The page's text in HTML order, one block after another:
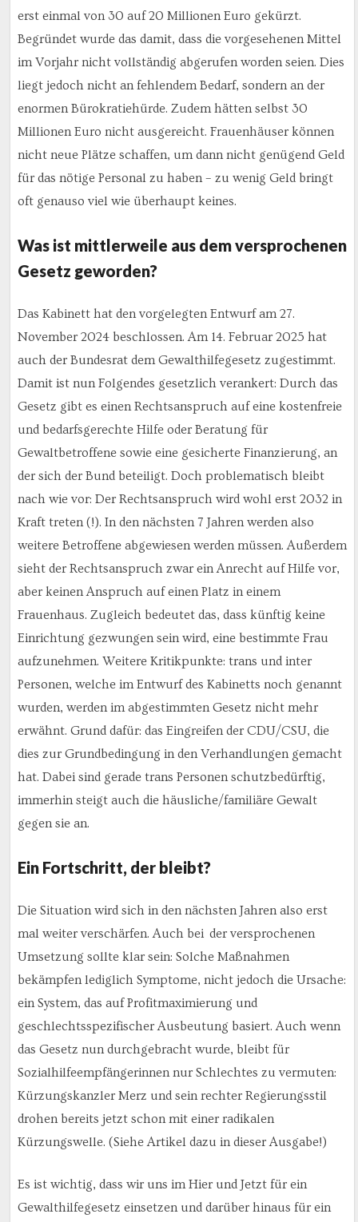
erst einmal von 30 auf 20 Millionen Euro gekürzt.
Begründet wurde das damit, dass die vorgesehenen Mittel
im Vorjahr nicht vollständig abgerufen worden seien. Dies
liegt jedoch nicht an fehlendem Bedarf, sondern an der
enormen Bürokratiehürde. Zudem hätten selbst 30
Millionen Euro nicht ausgereicht. Frauenhäuser können
nicht neue Plätze schaffen, um dann nicht genügend Geld
für das nötige Personal zu haben – zu wenig Geld bringt
oft genauso viel wie überhaupt keines.
Was ist mittlerweile aus dem versprochenen
Gesetz geworden?
Das Kabinett hat den vorgelegten Entwurf am 27.
November 2024 beschlossen. Am 14. Februar 2025 hat
auch der Bundesrat dem Gewalthilfegesetz zugestimmt.
Damit ist nun Folgendes gesetzlich verankert: Durch das
Gesetz gibt es einen Rechtsanspruch auf eine kostenfreie
und bedarfsgerechte Hilfe oder Beratung für
Gewaltbetroffene sowie eine gesicherte Finanzierung, an
der sich der Bund beteiligt. Doch problematisch bleibt
nach wie vor: Der Rechtsanspruch wird wohl erst 2032 in
Kraft treten (!). In den nächsten 7 Jahren werden also
weitere Betroffene abgewiesen werden müssen. Außerdem
sieht der Rechtsanspruch zwar ein Anrecht auf Hilfe vor,
aber keinen Anspruch auf einen Platz in einem
Frauenhaus. Zugleich bedeutet das, dass künftig keine
Einrichtung gezwungen sein wird, eine bestimmte Frau
aufzunehmen. Weitere Kritikpunkte: trans und inter
Personen, welche im Entwurf des Kabinetts noch genannt
wurden, werden im abgestimmten Gesetz nicht mehr
erwähnt. Grund dafür: das Eingreifen der CDU/CSU, die
dies zur Grundbedingung in den Verhandlungen gemacht
hat. Dabei sind gerade trans Personen schutzbedürftig,
immerhin steigt auch die häusliche/familiäre Gewalt
gegen sie an.
Ein Fortschritt, der bleibt?
Die Situation wird sich in den nächsten Jahren also erst
mal weiter verschärfen. Auch bei der versprochenen
Umsetzung sollte klar sein: Solche Maßnahmen
bekämpfen lediglich Symptome, nicht jedoch die Ursache:
ein System, das auf Profitmaximierung und
geschlechtsspezifischer Ausbeutung basiert. Auch wenn
das Gesetz nun durchgebracht wurde, bleibt für
Sozialhilfeempfängerinnen nur Schlechtes zu vermuten:
Kürzungskanzler Merz und sein rechter Regierungsstil
drohen bereits jetzt schon mit einer radikalen
Kürzungswelle. (Siehe Artikel dazu in dieser Ausgabe!)
Es ist wichtig, dass wir uns im Hier und Jetzt für ein
Gewalthilfegesetz einsetzen und darüber hinaus für ein